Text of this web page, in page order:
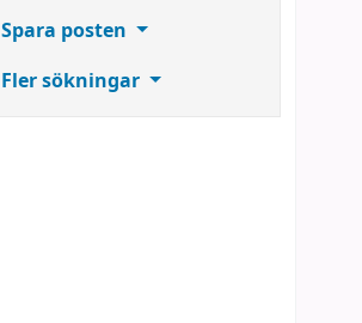
Spara posten
Fler sökningar